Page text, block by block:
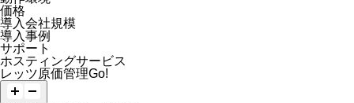
価格
導入会社規模
導入事例
サポート
ホスティングサービス
レッツ原価管理Go!